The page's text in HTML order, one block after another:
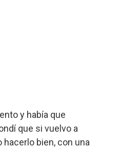
y había que
que si vuelvo a
hacerlo bien, con una